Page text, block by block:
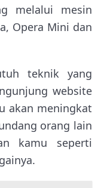
melalui mesin
Opera Mini dan
teknik yang
website
akan meningkat
orang lain
kamu seperti